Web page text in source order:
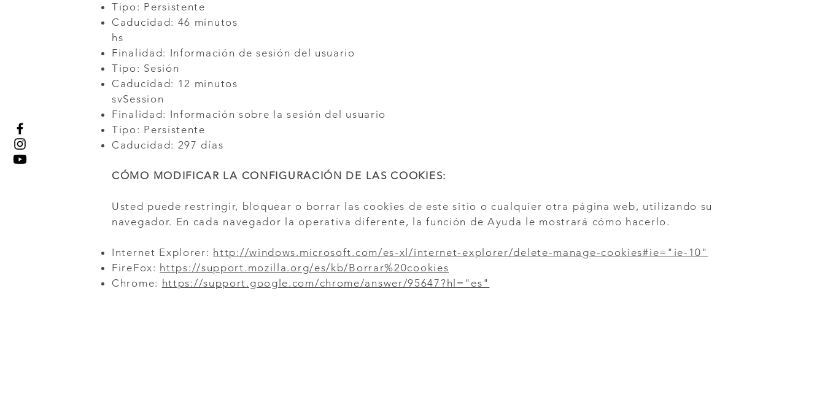
Tipo: Persistente
Caducidad: 46 minutos
hs
Finalidad: Información de sesión del usuario
Tipo: Sesión
Caducidad: 12 minutos
svSession
Finalidad: Información sobre la sesión del usuario
Tipo: Persistente
Caducidad: 297 días
CÓMO MODIFICAR LA CONFIGURACIÓN DE LAS COOKIES:
Usted puede restringir, bloquear o borrar las cookies de este sitio o cualquier otra página web, utilizando su
navegador. En cada navegador la operativa diferente, la función de Ayuda le mostrará cómo hacerlo.
Internet Explorer: http://windows.microsoft.com/es-xl/internet-explorer/delete-manage-cookies#ie="ie-10"
FireFox: https://support.mozilla.org/es/kb/Borrar%20cookies
Chrome: https://support.google.com/chrome/answer/95647?hl="es"